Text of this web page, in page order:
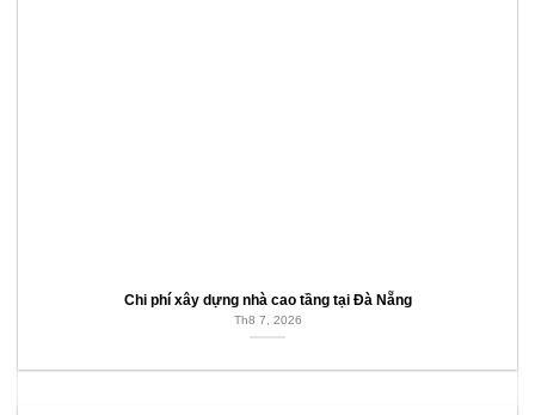
Chi phí xây dựng nhà cao tầng tại Đà Nẵng
Th8 7, 2026